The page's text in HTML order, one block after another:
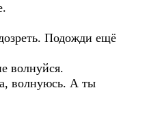
Подожди ещё
волнуйся.
волнуюсь. А ты